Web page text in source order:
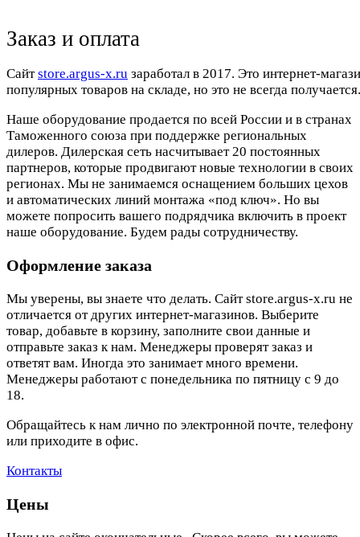
Заказ и оплата
Cайтstore.argus-x.ru заработал в 2017. Это интернет-
популярных товаров на складе, но это не всегда
Наше оборудование продается по всей России и в странах
Таможенного союза при поддержке региональных
дилеров. Дилерская сеть насчитывает 20 постоянных
партнеров, которые продвигают новые технологии в своих
регионах. Мы не занимаемся оснащением больших цехов
и автоматических линий монтажа «под ключ». Но вы
можете попросить вашего подрядчика включить в проект
наше оборудование. Будем рады сотрудничеству.
Оформление заказа
Мы уверены, вы знаете что делать. Сайт store.argus-x.ru не
отличается от других интернет-магазинов. Выберите
товар, добавьте в корзину, заполните свои данные и
отправьте заказ к нам. Менеджеры проверят заказ и
ответят вам. Иногда это занимает много времени.
Менеджеры работают с понедельника по пятницу с 9 до
18.
Обращайтесь к нам лично по электронной почте, телефону
или приходите в офис.
Контакты
Цены